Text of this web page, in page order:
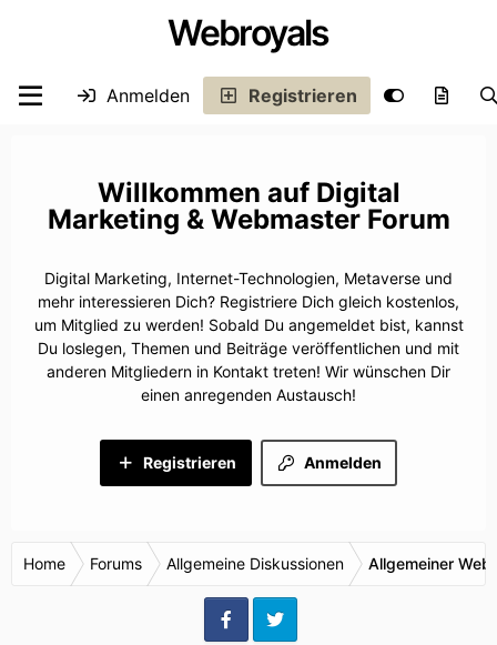
Webroyals
Anmelden Registrieren
Digital
Marketing & Webmaster Forum
Digital Marketing, Internet-Technologien, Metaverse und
mehr interessieren Dich? Registriere Dich gleich kostenlos,
um Mitglied zu werden! Sobald Du angemeldet bist, kannst
Du loslegen, Themen und Beiträge veröffentlichen und mit
anderen Mitgliedern in Kontakt treten! Wir wünschen Dir
einen anregenden Austausch!
Anmelden
Registrieren
Home Forums Allgemeine Diskussionen Allgemeiner